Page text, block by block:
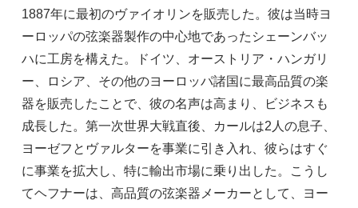
1887年に最初のヴァイオリンを販売した。彼は当時ヨ
ーロッパの弦楽器製作の中心地であったシェーンバッ
ハに工房を構えた。ドイツ、オーストリア・ハンガリ
ー、ロシア、その他のヨーロッパ諸国に最高品質の楽
器を販売したことで、彼の名声は高まり、ビジネスも
成長した。第一次世界大戦直後、カールは2人の息子、
ヨーゼフとヴァルターを事業に引き入れ、彼らはすぐ
に事業を拡大し、特に輸出市場に乗り出した。こうし
てヘフナーは、高品質の弦楽器メーカーとして、ヨー